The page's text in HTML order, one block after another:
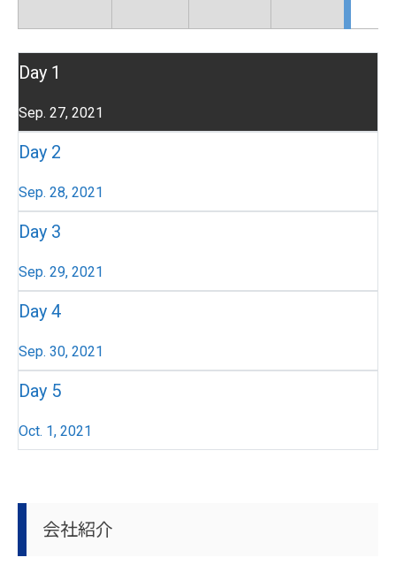
Day 1
Sep. 27, 2021
Day 2
Sep. 28, 2021
Day 3
Sep. 29, 2021
Day 4
Sep. 30, 2021
Day 5
Oct. 1, 2021
会社紹介